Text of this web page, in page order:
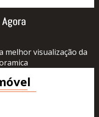
melhor visualização da